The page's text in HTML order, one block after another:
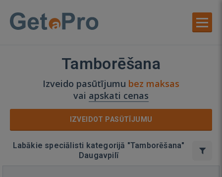
Tamborēšana
Izveido pasūtījumu bez maksas
vai apskati cenas
IZVEIDOT PASŪTĪJUMU
Labākie speciālisti kategorijā "Tamborēšana"
Daugavpilī